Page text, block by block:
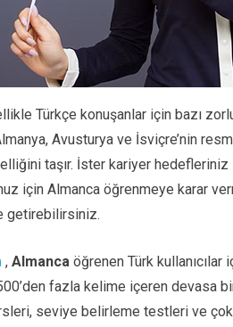
Türkçe konuşanlar için bazı
Avusturya ve İsviçre’nin
taşır. İster kariyer
için Almanca öğrenmeye karar
getirebilirsiniz.
, Almanca öğrenen Türk kullanıcılar
fazla kelime içeren devasa
seviye belirleme testleri ve çok